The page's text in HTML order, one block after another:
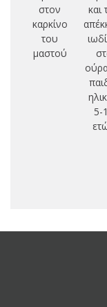
στον
καρκίνο
του
μαστού
και
5-